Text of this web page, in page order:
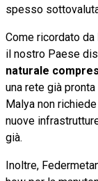
spesso
Come ricordato da
il nostro Paese
naturale
una rete già
Malya non
nuove
già.
Inoltre,